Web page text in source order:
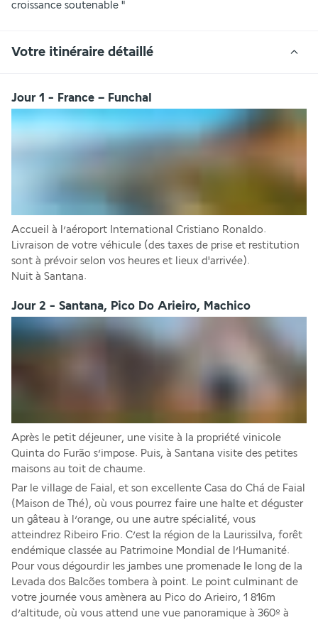
croissance soutenable "
Votre itinéraire détaillé
Jour 1 - France – Funchal
Accueil à l’aéroport International Cristiano Ronaldo.
Livraison de votre véhicule (des taxes de prise et restitution
sont à prévoir selon vos heures et lieux d'arrivée).
Nuit à Santana.
Jour 2 - Santana, Pico Do Arieiro, Machico
Après le petit déjeuner, une visite à la propriété vinicole
Quinta do Furão s’impose. Puis, à Santana visite des petites
maisons au toit de chaume.
Par le village de Faial, et son excellente Casa do Chá de Faial
(Maison de Thé), où vous pourrez faire une halte et déguster
un gâteau à l’orange, ou une autre spécialité, vous
atteindrez Ribeiro Frio. C’est la région de la Laurissilva, forêt
endémique classée au Patrimoine Mondial de l’Humanité.
Pour vous dégourdir les jambes une promenade le long de la
Levada dos Balcões tombera à point. Le point culminant de
votre journée vous amènera au Pico do Arieiro, 1 816m
d’altitude, où vous attend une vue panoramique à 360º à